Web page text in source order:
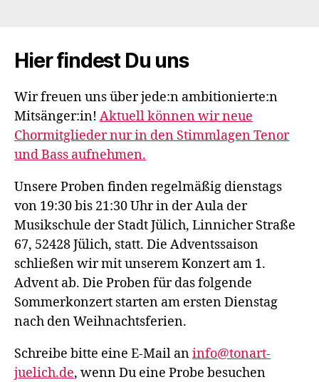
Hier findest Du uns
Wir freuen uns über jede:n ambitionierte:n
Mitsänger:in! Aktuell können wir neue
Chormitglieder nur in den Stimmlagen Tenor
und Bass aufnehmen.
Unsere Proben finden regelmäßig dienstags
von 19:30 bis 21:30 Uhr in der Aula der
Musikschule der Stadt Jülich, Linnicher Straße
67, 52428 Jülich, statt. Die Adventssaison
schließen wir mit unserem Konzert am 1.
Advent ab. Die Proben für das folgende
Sommerkonzert starten am ersten Dienstag
nach den Weihnachtsferien.
Schreibe bitte eine E-Mail aninfo@tonart-
juelich.de, wenn Du eine Probe besuchen